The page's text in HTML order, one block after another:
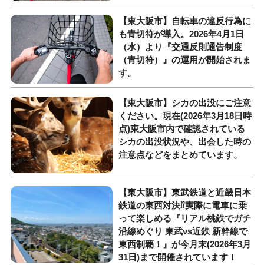
【東大阪市】自転車の違反行為に
も青切符が導入。2026年4月1日
（水）より『交通反則通告制度
（青切符）』の運用が開始されま
す。
【東大阪市】シカの出没にご注意
ください。現在(2026年3月18日時
点)東大阪市内で確認されている
シカの出没状況や、出会した時の
注意点などをまとめています。
【東大阪市】東武鉄道と近畿日本
鉄道の東西対決⁉︎実際に電車に乗
って楽しめる『リアル桃鉄でガチ
沿線めぐり 東武vs近鉄 新幹線で
東西制覇！』が今月末(2026年3月
31日)まで開催されています！